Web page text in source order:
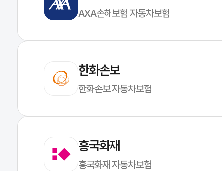
AXA손해보험 자동차보험
한화손보
한화손보 자동차보험
흥국화재
흥국화재 자동차보험